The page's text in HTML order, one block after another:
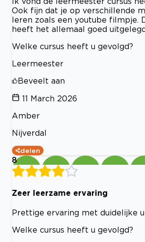
Ook fijn dat je op verschillende
leren zoals een youtube filmpje.
heeft het allemaal goed
Welke cursus heeft u gevolgd?
Leermeester
Beveelt aan
11 March 2026
Amber
Nijverdal
delen
8
Zeer leerzame ervaring
Prettige ervaring met duidelijke
Welke cursus heeft u gevolgd?